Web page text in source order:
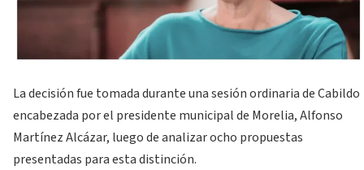
La decisión fue tomada durante una sesión ordinaria de Cabildo
encabezada por el presidente municipal de Morelia, Alfonso
Martínez Alcázar, luego de analizar ocho propuestas
presentadas para esta distinción.